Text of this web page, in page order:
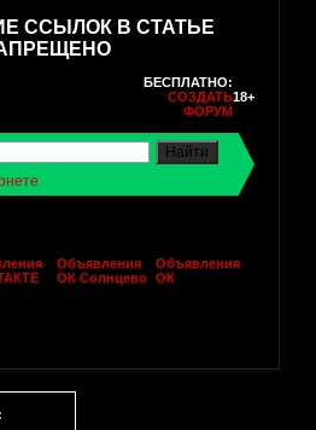
ССЫЛОК В СТАТЬЕ
БЕСПЛАТНО:
СОЗДАТЬ
ФОРУМ
18+
Объявления
ОК Солнцево
Объявления
ОК